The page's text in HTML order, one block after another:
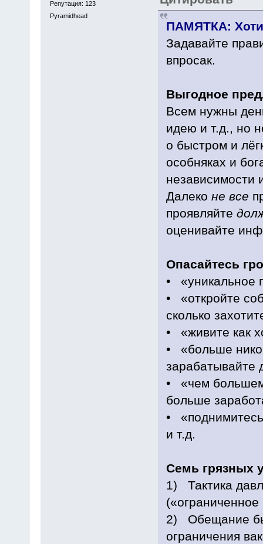
Репутация: 123
Pyramidhead
ПАМЯТКА:
Задавайте
впросак.
Выгодное
Всем нужны
идею и т.д., но
о быстром и
особняках и
независимости
Далеко не все
проявляйте
оценивайте
Опасайтесь
• «уникальное
• «откройте
сколько
• «живите как
• «больше
зарабатывайте
• «чем
больше
•
и т.д.
Семь грязных
1) Тактика
2) Обещание
ограничения